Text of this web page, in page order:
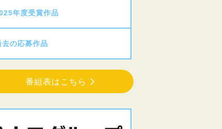
年度受賞作品
去の応募作品
番組表はこちら